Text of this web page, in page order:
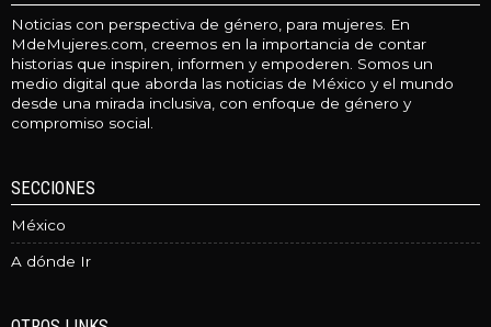
Noticias con perspectiva de género, para mujeres. En
MdeMujeres.com, creemos en la importancia de contar
historias que inspiren, informen y empoderen. Somos un
medio digital que aborda las noticias de México y el mundo
desde una mirada inclusiva, con enfoque de género y
compromiso social.
SECCIONES
México
A dónde Ir